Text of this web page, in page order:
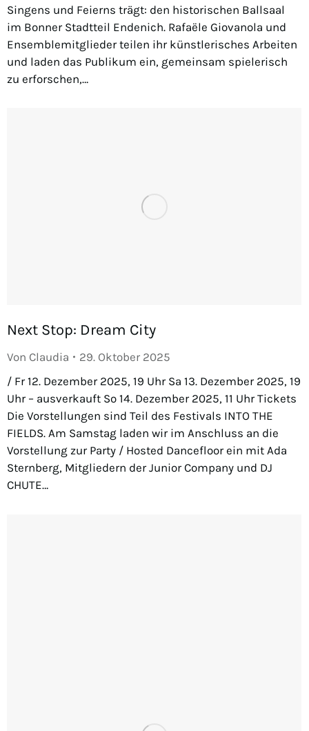
Singens und Feierns trägt: den historischen Ballsaal
im Bonner Stadtteil Endenich. Rafaële Giovanola und
Ensemblemitglieder teilen ihr künstlerisches Arbeiten
und laden das Publikum ein, gemeinsam spielerisch
zu erforschen,…
Next Stop: Dream City
Von Claudia
29. Oktober 2025
/ Fr 12. Dezember 2025, 19 Uhr Sa 13. Dezember 2025, 19
Uhr – ausverkauft So 14. Dezember 2025, 11 Uhr Tickets
Die Vorstellungen sind Teil des Festivals INTO THE
FIELDS. Am Samstag laden wir im Anschluss an die
Vorstellung zur Party / Hosted Dancefloor ein mit Ada
Sternberg, Mitgliedern der Junior Company und DJ
CHUTE…